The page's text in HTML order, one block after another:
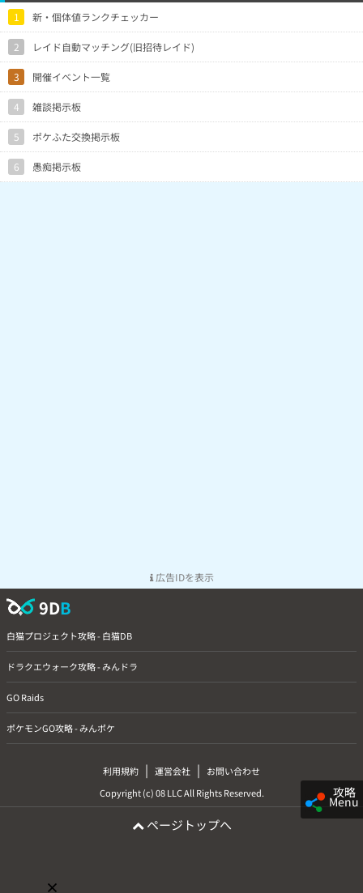
攻略
Menu
1 新・個体値ランクチェッカー
2 レイド自動マッチング(旧招待レイド)
3 開催イベント一覧
4 雑談掲示板
5 ポケふた交換掲示板
6 愚痴掲示板
広告IDを表示
9DB
白猫プロジェクト攻略 - 白猫DB
ドラクエウォーク攻略 - みんドラ
GO Raids
ポケモンGO攻略 - みんポケ
利用規約 | 運営会社 |
お問い合わせ
Copyright (c) 08 LLC All Rights Reserved.
ページトップへ